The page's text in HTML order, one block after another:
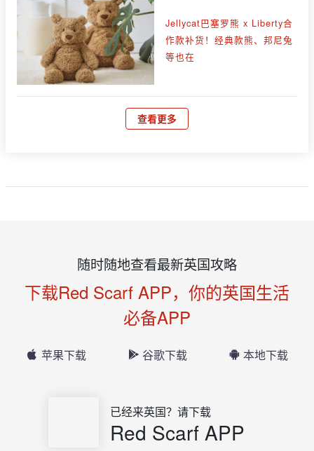
Jellycat巴塞罗熊 x Liberty合
作款补货！经典款熊、邦尼兔
等也在
查看更多
随时随地查看最新英国攻略
下载Red Scarf APP，你的英国生活
必备APP
苹果下载 谷歌下载 本地下载
已经来英国？请下载
Red Scarf APP